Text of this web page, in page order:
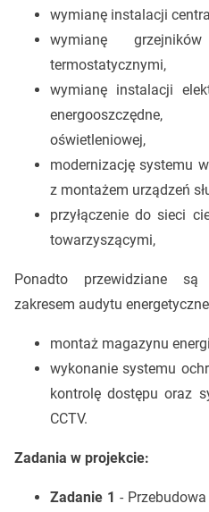
wymianę instalacji
wymianę
termostatycznymi,
wymianę instalacji
oświetleniowej,
modernizację systemu
z montażem urządzeń
przyłączenie do sieci
towarzyszącymi,
Ponadto przewidziane
zakresem audytu
montaż magazynu
wykonanie systemu
kontrolę dostępu oraz
CCTV.
Zadania w projekcie:
Zadanie 1 -